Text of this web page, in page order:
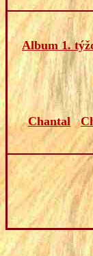
Album 1.
Chantal